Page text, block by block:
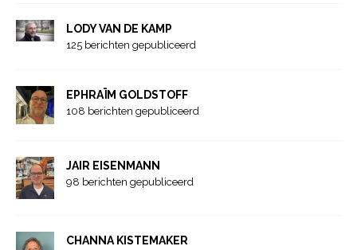
LODY VAN DE KAMP
125 berichten gepubliceerd
EPHRAÏM GOLDSTOFF
108 berichten gepubliceerd
JAIR EISENMANN
98 berichten gepubliceerd
CHANNA KISTEMAKER